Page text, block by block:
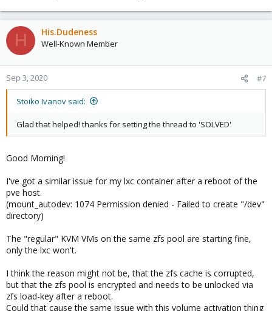
H His.Dudeness
Well-Known Member
Sep 3, 2020 #7
Stoiko Ivanov said:
Glad that helped! thanks for setting the thread to 'SOLVED'
Good Morning!
I've got a similar issue for my lxc container after a reboot of the
pve host.
(mount_autodev: 1074 Permission denied - Failed to create "/dev"
directory)
The "regular" KVM VMs on the same zfs pool are starting fine,
only the lxc won't.
I think the reason might not be, that the zfs cache is corrupted,
but that the zfs pool is encrypted and needs to be unlocked via
zfs load-key after a reboot.
Could that cause the same issue with this volume activation thing